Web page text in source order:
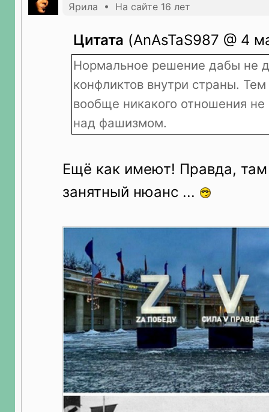
Ярила • На сайте 16 лет
Цитата (AnAsTaS987 @ 4
Нормальное решение дабы не
конфликтов внутри страны.
вообще никакого отношения
над фашизмом.
Ещё как имеют! Правда, там
занятный нюанс ...